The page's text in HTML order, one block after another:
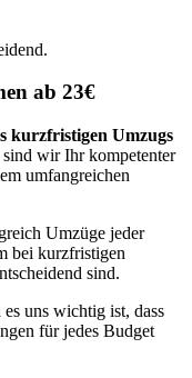
ab 23€
kurzfristigen Umzugs
wir Ihr kompetenter
umfangreichen
Umzüge jeder
bei kurzfristigen
sind.
uns wichtig ist, dass
für jedes Budget